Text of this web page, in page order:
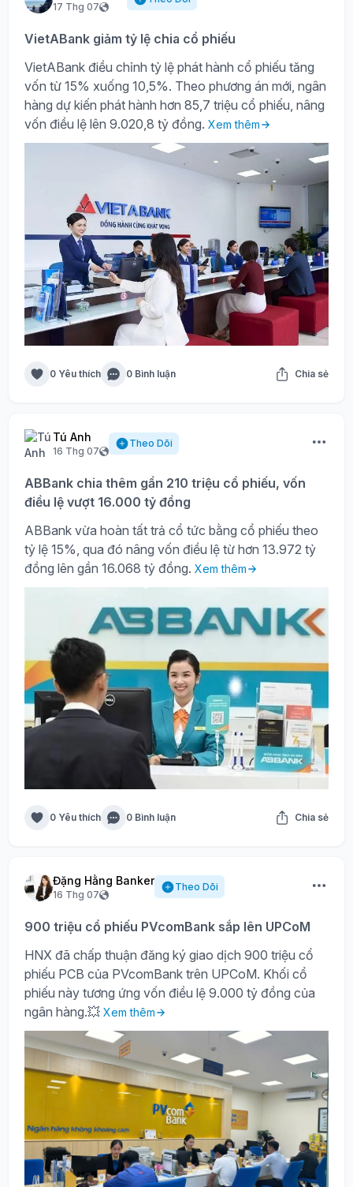
17 Thg 07
VietABank giảm tỷ lệ chia cổ phiếu
VietABank điều chỉnh tỷ lệ phát hành cổ phiếu tăng
vốn từ 15% xuống 10,5%. Theo phương án mới, ngân
hàng dự kiến phát hành hơn 85,7 triệu cổ phiếu, nâng
vốn điều lệ lên 9.020,8 tỷ đồng. Xem thêm
0 Yêu thích 0 Bình luận Chia sẻ
Tú Anh
16 Thg 07
Theo Dõi
ABBank chia thêm gần 210 triệu cổ phiếu, vốn
điều lệ vượt 16.000 tỷ đồng
ABBank vừa hoàn tất trả cổ tức bằng cổ phiếu theo
tỷ lệ 15%, qua đó nâng vốn điều lệ từ hơn 13.972 tỷ
đồng lên gần 16.068 tỷ đồng. Xem thêm
0 Yêu thích 0 Bình luận Chia sẻ
Đặng Hằng Banker
16 Thg 07
Theo Dõi
900 triệu cổ phiếu PVcomBank sắp lên UPCoM
HNX đã chấp thuận đăng ký giao dịch 900 triệu cổ
phiếu PCB của PVcomBank trên UPCoM. Khối cổ
phiếu này tương ứng vốn điều lệ 9.000 tỷ đồng của
ngân hàng.💥 Xem thêm